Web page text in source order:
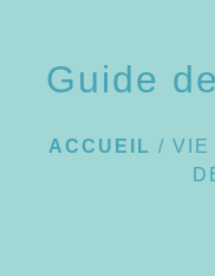
Guide
ACCUEIL / VIE